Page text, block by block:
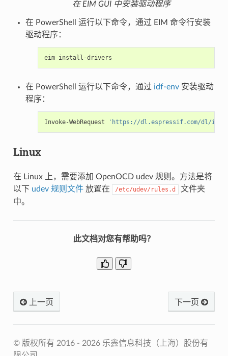
在 EIM GUI 中安装驱动程序
在 PowerShell 运行以下命令，通过 EIM 命令行安装
驱动程序：
eim
在 PowerShell 运行以下命令，通过 idf-env安装驱动
程序：
Invoke-WebRequest 'https://dl.espressif.com/dl/idf-
Linux
在 Linux 上，需要添加 OpenOCD udev 规则。方法是将
以下 udev 规则文件放置在 /etc/udev/rules.d
文件夹
中。
此文档对您有帮助吗？
上一页 下一页
© 版权所有 2016 - 2026 乐鑫信息科技（上海）股份有